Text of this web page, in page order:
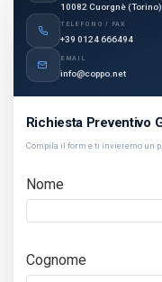
10082 Cuorgnè (Torino)
TELEFONO / FAX
+39 0124 666494
EMAIL
info@coppo.net
Richiesta Preventivo
Compila il form e ti invieremo un
Nome
Cognome